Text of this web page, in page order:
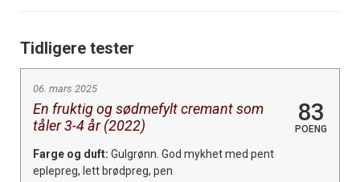
Tidligere tester
06. mars 2025
En fruktig og sødmefylt cremant som
tåler 3-4 år (2022)
83
POENG
Farge og duft: Gulgrønn. God mykhet med pent
eplepreg, lett brødpreg, pen